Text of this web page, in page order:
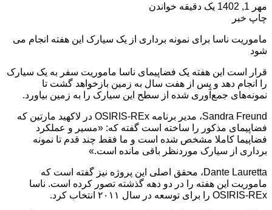
مهر 1, 1402
یک دقیقه خواندن
چاپ خبر
ماموریت ناسا برای نمونه برداری از یک سیارک این هفته انجام می
شود
قرار است این هفته یک فضاپیمای ناسا ماموریت سفر به یک سیارک
را انجام دهد و پس از هفت سال به زمین بازخواهد گشت تا
نمونه‌های جمع‌آوری شده از سطح این سیارک را به زمین بیاورد.
Sandra Freund، مدیر برنامه OSIRIS-REx در لاکهید مارتین که
فضاپیمای مذکور را ساخته است گفته که: «مسیر و عملکرد
فضاپیما کاملا مشخص شده است و ما فقط چند قدم تا نمونه
‌برداری از سیارک موردنظر باقی مانده است.»
Dante Lauretta، محقق اصلی این پروژه نیز گفته است که
ماموریت این هفته را در دو دهه گذشته تصور کرده است. ناسا
OSIRIS-REx را برای توسعه در سال ۲۰۱۱ انتخاب کرد.